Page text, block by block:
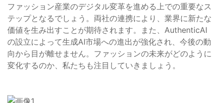
ファッション産業のデジタル変革を進める上での重要なス
テップとなるでしょう。両社の連携により、業界に新たな
価値を生み出すことが期待されます。また、AuthenticAI
の設立によって生成AI市場への進出が強化され、今後の動
向から目が離せません。ファッションの未来がどのように
変化するのか、私たちも注目していきましょう。